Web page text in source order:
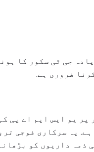
کو 80 یا اس سے زیادہ جی
ضروری ہے.
پر یو ایس ایم اے پی
یہ سرکاری فوجی
ذمہ داریوں کو